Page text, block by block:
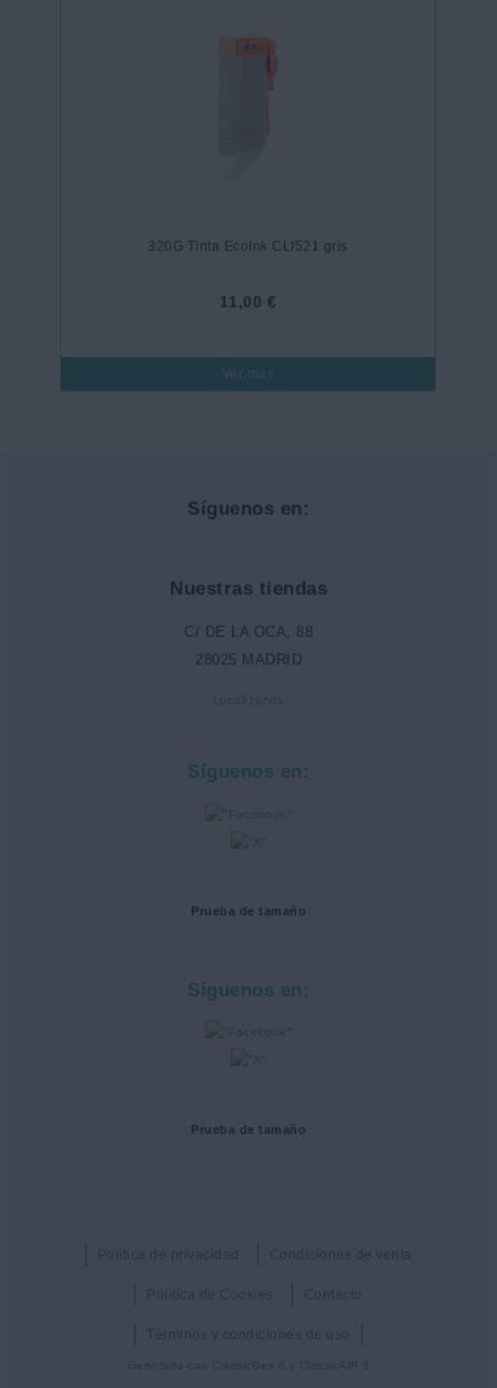
320G Tinta EcoInk CLI521 gris
11,00 €
Ver más
Síguenos en:
Nuestras tiendas
C/ DE LA OCA, 88
28025 MADRID
Localízanos
Síguenos en:
Prueba de tamaño
Síguenos en:
Prueba de tamaño
Política de privacidad Condiciones de venta
Política de Cookies Contacto
Términos y condiciones de uso